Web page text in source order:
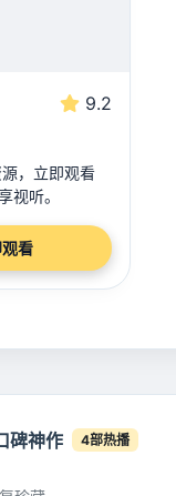
9.2
，立即观看
视听。
看
碑神作 4部热播